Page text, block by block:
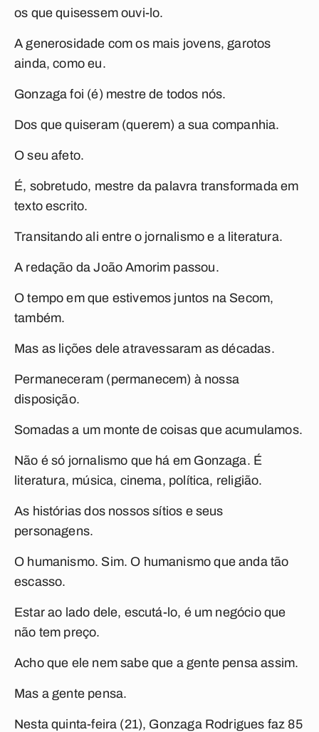
os que quisessem ouvi-lo.
A generosidade com os mais jovens, garotos
ainda, como eu.
Gonzaga foi (é) mestre de todos nós.
Dos que quiseram (querem) a sua companhia.
O seu afeto.
É, sobretudo, mestre da palavra transformada em
texto escrito.
Transitando ali entre o jornalismo e a literatura.
A redação da João Amorim passou.
O tempo em que estivemos juntos na Secom,
também.
Mas as lições dele atravessaram as décadas.
Permaneceram (permanecem) à nossa
disposição.
Somadas a um monte de coisas que acumulamos.
Não é só jornalismo que há em Gonzaga. É
literatura, música, cinema, política, religião.
As histórias dos nossos sítios e seus
personagens.
O humanismo. Sim. O humanismo que anda tão
escasso.
Estar ao lado dele, escutá-lo, é um negócio que
não tem preço.
Acho que ele nem sabe que a gente pensa assim.
Mas a gente pensa.
Nesta quinta-feira (21), Gonzaga Rodrigues faz 85